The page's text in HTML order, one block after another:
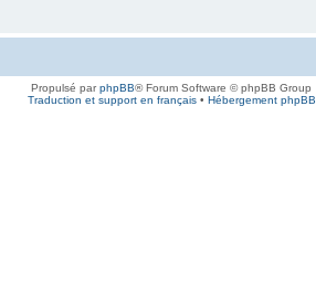
Propulsé parphpBB® Forum Software © phpBB Group
Traduction et support en français• Hébergement phpBB